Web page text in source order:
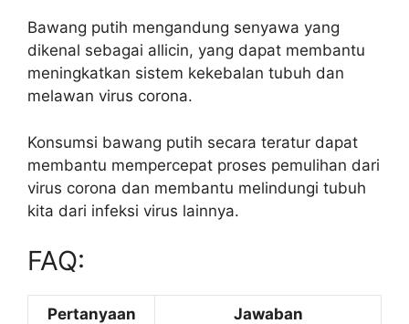
Bawang putih mengandung senyawa yang
dikenal sebagai allicin, yang dapat membantu
meningkatkan sistem kekebalan tubuh dan
melawan virus corona.
Konsumsi bawang putih secara teratur dapat
membantu mempercepat proses pemulihan dari
virus corona dan membantu melindungi tubuh
kita dari infeksi virus lainnya.
FAQ:
Pertanyaan Jawaban